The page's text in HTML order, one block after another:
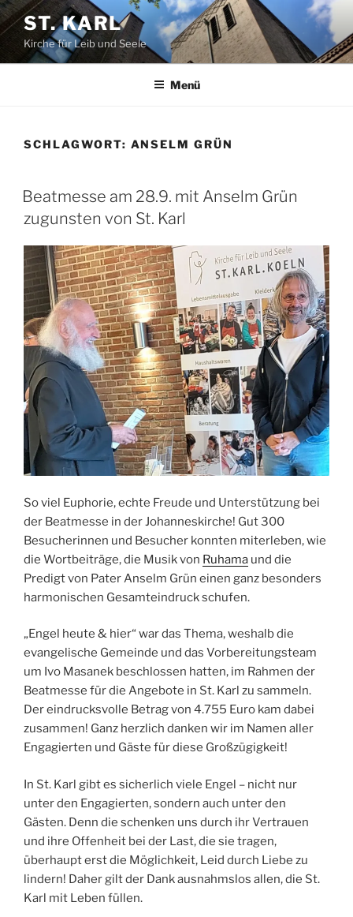
Zum
Inhalt
springen
ST. KARL
Kirche für Leib und Seele
Menü
SCHLAGWORT: ANSELM GRÜN
VERÖFFENTLICHT
AM
Beatmesse am 28.9. mit Anselm Grün
zugunsten von St. Karl
So viel Euphorie, echte Freude und Unterstützung bei
der Beatmesse in der Johanneskirche! Gut 300
Besucherinnen und Besucher konnten miterleben, wie
die Wortbeiträge, die Musik von Ruhama und die
Predigt von Pater Anselm Grün einen ganz besonders
harmonischen Gesamteindruck schufen.
„Engel heute & hier“ war das Thema, weshalb die
evangelische Gemeinde und das Vorbereitungsteam
um Ivo Masanek beschlossen hatten, im Rahmen der
Beatmesse für die Angebote in St. Karl zu sammeln.
Der eindrucksvolle Betrag von 4.755 Euro kam dabei
zusammen! Ganz herzlich danken wir im Namen aller
Engagierten und Gäste für diese Großzügigkeit!
In St. Karl gibt es sicherlich viele Engel – nicht nur
unter den Engagierten, sondern auch unter den
Gästen. Denn die schenken uns durch ihr Vertrauen
und ihre Offenheit bei der Last, die sie tragen,
überhaupt erst die Möglichkeit, Leid durch Liebe zu
lindern! Daher gilt der Dank ausnahmslos allen, die St.
Karl mit Leben füllen.